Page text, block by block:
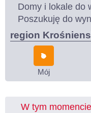
Domy i lokale do
Poszukuję do
region
Mój
W tym